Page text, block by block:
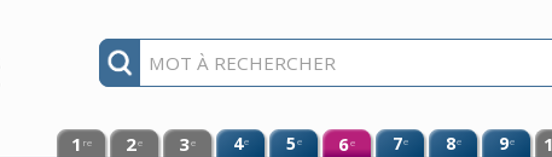
1 re 2e 3e 4e 5e 6e 7e 8e 9e